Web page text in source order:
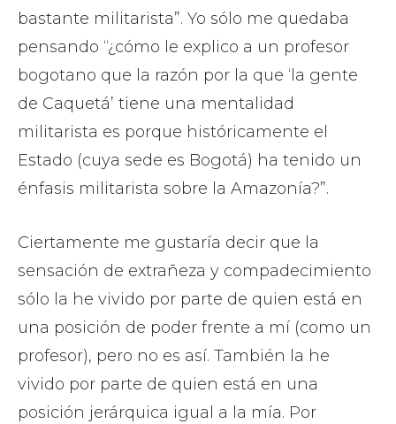
bastante militarista”. Yo sólo me quedaba
pensando “¿cómo le explico a un profesor
bogotano que la razón por la que ‘la gente
de Caquetá’ tiene una mentalidad
militarista es porque históricamente el
Estado (cuya sede es Bogotá) ha tenido un
énfasis militarista sobre la Amazonía?”.
Ciertamente me gustaría decir que la
sensación de extrañeza y compadecimiento
sólo la he vivido por parte de quien está en
una posición de poder frente a mí (como un
profesor), pero no es así. También la he
vivido por parte de quien está en una
posición jerárquica igual a la mía. Por